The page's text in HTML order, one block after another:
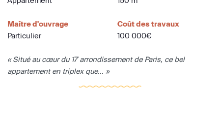
Maître d'ouvrage
Particulier
Coût des travaux
100 000€
« Situé au cœur du 17 arrondissement de Paris, ce bel
appartement en triplex que... »